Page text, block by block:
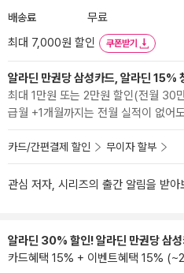
배송료
무료
최대 7,000원 할인
쿠폰받기
알라딘 만권당 삼성카드, 알라딘 15%
최대 1만원 또는 2만원 할인(전월 30
급월 +1개월까지는 전월 실적이 없어
카드/간편결제 할인 무이자 할부
관심 저자, 시리즈의 출간 알림을 받아
알라딘 30% 할인! 알라딘 만권당 삼
카드혜택 15% + 이벤트혜택 15%